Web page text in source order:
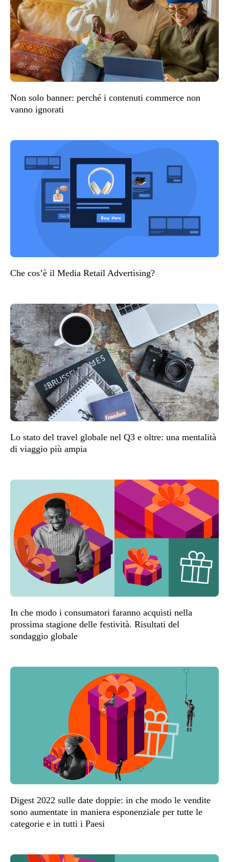
Non solo banner: perché i contenuti commerce non
vanno ignorati
Che cos’è il Media Retail Advertising?
Lo stato del travel globale nel Q3 e oltre: una mentalità
di viaggio più ampia
In che modo i consumatori faranno acquisti nella
prossima stagione delle festività. Risultati del
sondaggio globale
Digest 2022 sulle date doppie: in che modo le vendite
sono aumentate in maniera esponenziale per tutte le
categorie e in tutti i Paesi